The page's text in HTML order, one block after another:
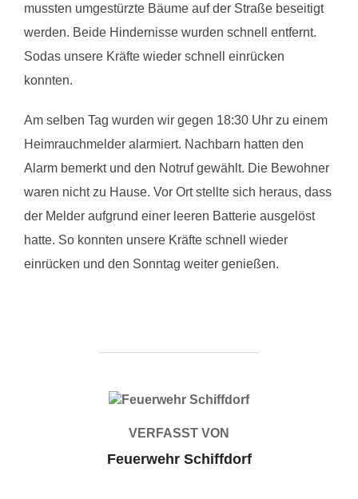
mussten umgestürzte Bäume auf der Straße beseitigt
werden. Beide Hindernisse wurden schnell entfernt.
Sodas unsere Kräfte wieder schnell einrücken
konnten.
Am selben Tag wurden wir gegen 18:30 Uhr zu einem
Heimrauchmelder alarmiert. Nachbarn hatten den
Alarm bemerkt und den Notruf gewählt. Die Bewohner
waren nicht zu Hause. Vor Ort stellte sich heraus, dass
der Melder aufgrund einer leeren Batterie ausgelöst
hatte. So konnten unsere Kräfte schnell wieder
einrücken und den Sonntag weiter genießen.
BEITRAGSAUTOR
VERFASST VON
Feuerwehr Schiffdorf